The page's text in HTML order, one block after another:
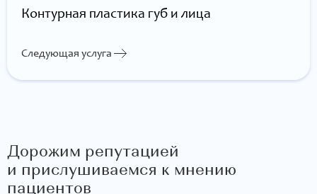
Контурная пластика губ и лица
Следующая услуга
Дорожим репутацией
и прислушиваемся к мнению
пациентов